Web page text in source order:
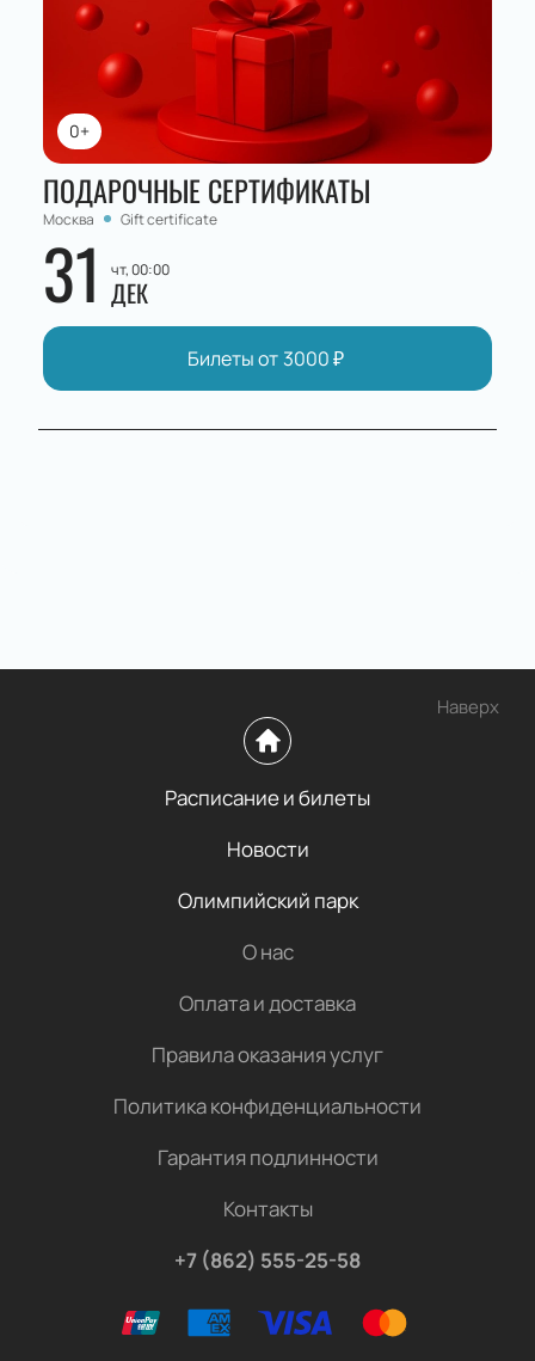
0+
ПОДАРОЧНЫЕ СЕРТИФИКАТЫ
Москва Gift certificate
31 чт, 00:00
ДЕК
Билеты от 3000₽
Наверх
Расписание и билеты
Новости
Олимпийский парк
О нас
Оплата и доставка
Правила оказания услуг
Политика конфиденциальности
Гарантия подлинности
Контакты
+7 (862) 555-25-58